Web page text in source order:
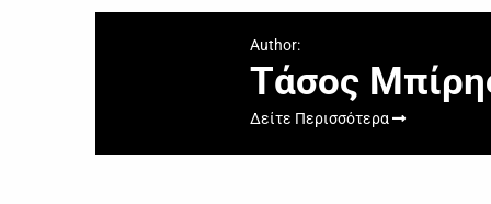
Author:
Τάσος
Δείτε Περισσότερα